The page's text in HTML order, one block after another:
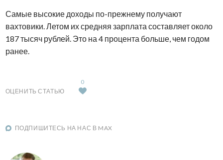
Самые высокие доходы по-прежнему получают
вахтовики. Летом их средняя зарплата составляет около
187 тысяч рублей. Это на 4 процента больше, чем годом
ранее.
ОЦЕНИТЬ СТАТЬЮ
0
ПОДПИШИТЕСЬ НА НАС В MAX